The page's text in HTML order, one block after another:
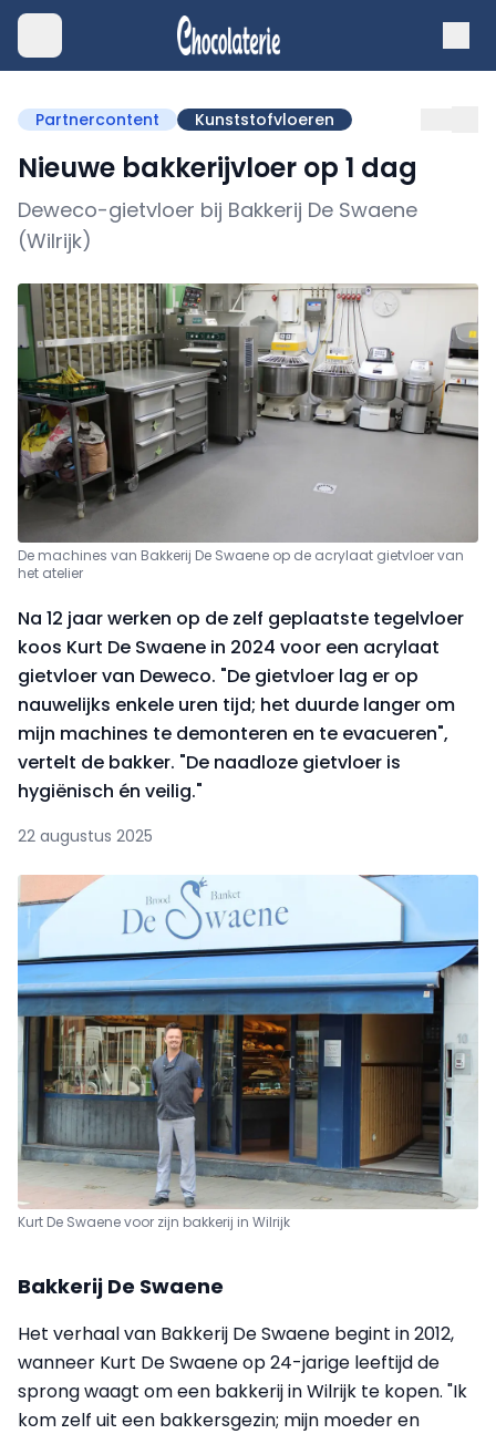
Partnercontent Kunststofvloeren
Nieuwe bakkerijvloer op 1 dag
Deweco-gietvloer bij Bakkerij De Swaene
(Wilrijk)
De machines van Bakkerij De Swaene op de acrylaat gietvloer van
het atelier
Na 12 jaar werken op de zelf geplaatste tegelvloer
koos Kurt De Swaene in 2024 voor een acrylaat
gietvloer van Deweco. "De gietvloer lag er op
nauwelijks enkele uren tijd; het duurde langer om
mijn machines te demonteren en te evacueren",
vertelt de bakker. "De naadloze gietvloer is
hygiënisch én veilig."
22 augustus 2025
Kurt De Swaene voor zijn bakkerij in Wilrijk
Bakkerij De Swaene
Het verhaal van Bakkerij De Swaene begint in 2012,
wanneer Kurt De Swaene op 24-jarige leeftijd de
sprong waagt om een bakkerij in Wilrijk te kopen. "Ik
kom zelf uit een bakkersgezin; mijn moeder en